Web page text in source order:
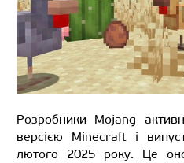
Розробники Mojang
версією Minecraft і
лютого 2025 року. Це